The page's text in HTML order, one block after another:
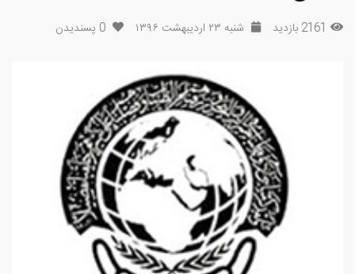
2161 بازدید شنبه ۲۳ اردیبهشت ۱۳۹۶ 0 پسندیدن